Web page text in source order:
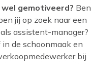
gemotiveerd? Ben
jij op zoek naar een
assistent-manager?
de schoonmaak en
bij